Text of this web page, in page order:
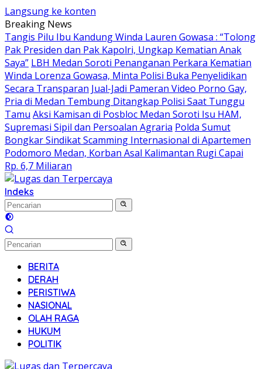
Langsung ke konten
Breaking News
Tangis Pilu Ibu Kandung Winda Lauren Gowasa : “Tolong
Pak Presiden dan Pak Kapolri, Ungkap Kematian Anak
Saya” ‎LBH Medan Soroti Penanganan Perkara Kematian
Winda Lorenza Gowasa, Minta Polisi Buka Penyelidikan
Secara Transparan Jual-Jadi Pameran Video Porno Gay,
Pria di Medan Tembung Ditangkap Polisi Saat Tunggu
Tamu Aksi Kamisan di Posbloc Medan Soroti Isu HAM,
Supremasi Sipil dan Persoalan Agraria Polda Sumut
Bongkar Sindikat Scamming Internasional di Apartemen
Podomoro Medan, Korban Asal Kalimantan Rugi Capai
Rp. 6,7 Miliaran
Indeks
BERITA
DERAH
PERISTIWA
NASIONAL
OLAH RAGA
HUKUM
POLITIK